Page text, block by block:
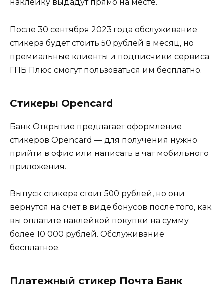
наклейку выдадут прямо на месте.
После 30 сентября 2023 года обслуживание
стикера будет стоить 50 рублей в месяц, но
премиальные клиенты и подписчики сервиса
ГПБ Плюс смогут пользоваться им бесплатно.
Стикеры Opencard
Банк Открытие предлагает оформление
стикеров Opencard — для получения нужно
прийти в офис или написать в чат мобильного
приложения.
Выпуск стикера стоит 500 рублей, но они
вернутся на счет в виде бонусов после того, как
вы оплатите наклейкой покупки на сумму
более 10 000 рублей. Обслуживание
бесплатное.
Платежный стикер Почта Банк